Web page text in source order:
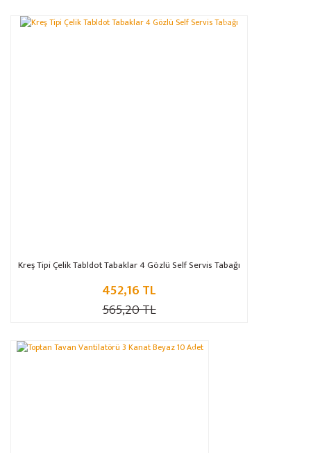
%20
Kreş Tipi Çelik Tabldot Tabaklar 4 Gözlü Self Servis Tabağı
452,16 TL
565,20 TL
%5